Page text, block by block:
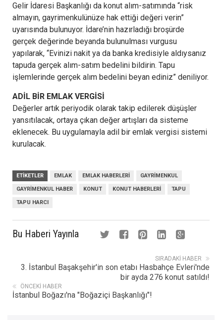
Gelir İdaresi Başkanlığı da konut alım-satımında “risk
almayın, gayrimenkulünüze hak ettiği değeri verin”
uyarısında bulunuyor. İdare’nin hazırladığı broşürde
gerçek değerinde beyanda bulunulması vurgusu
yapılarak, “Evinizi nakit ya da banka kredisiyle aldıysanız
tapuda gerçek alım-satım bedelini bildirin. Tapu
işlemlerinde gerçek alım bedelini beyan ediniz” deniliyor.
ADİL BİR EMLAK VERGİSİ
Değerler artık periyodik olarak takip edilerek düşüşler
yansıtılacak, ortaya çıkan değer artışları da sisteme
eklenecek. Bu uygulamayla adil bir emlak vergisi sistemi
kurulacak.
ETIKETLER EMLAK EMLAK HABERLERI GAYRIMENKUL
GAYRIMENKUL HABER KONUT KONUT HABERLERI TAPU
TAPU HARCI
Bu Haberi Yayınla
SIRADAKI HABER
3. İstanbul Başakşehir'in son etabı Hasbahçe Evleri'nde
bir ayda 276 konut satıldı!
ÖNCEKI HABER
İstanbul Boğazı'na "Boğaziçi Başkanlığı"!